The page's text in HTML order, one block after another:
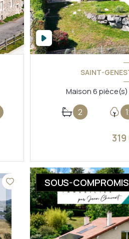
SAINT-
2
VOIR
SOUS-COMPROMIS